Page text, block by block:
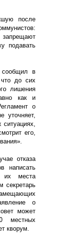
после
подавать
сообщил в
что до сих
лишения
как и
о
уточняет,
ситуациях,
его,
отказа
написать
их места
секретарь
о
может
местных
кворум.